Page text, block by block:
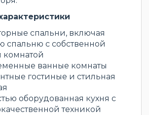
спальни, включая
спальню с собственной
комнатой
ванные комнаты
гостиные и стильная
оборудованная кухня с
техникой